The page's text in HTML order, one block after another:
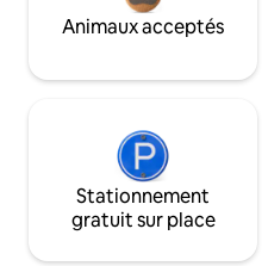
Animaux acceptés
Stationnement
gratuit sur place